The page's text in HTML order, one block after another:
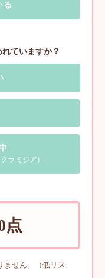
る
ていますか？
ラミジア）
点
ません。（低リス